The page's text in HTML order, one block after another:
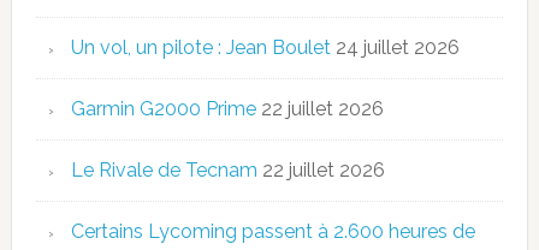
Un vol, un pilote : Jean Boulet 24 juillet 2026
Garmin G2000 Prime 22 juillet 2026
Le Rivale de Tecnam 22 juillet 2026
Certains Lycoming passent à 2.600 heures de